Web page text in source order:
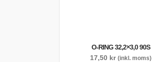
O-RING 32,2×3,0 90S
17,50 kr (inkl. moms)